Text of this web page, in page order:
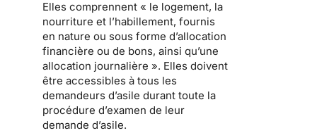
Elles comprennent « le logement, la
nourriture et l’habillement, fournis
en nature ou sous forme d’allocation
financière ou de bons, ainsi qu’une
allocation journalière ». Elles doivent
être accessibles à tous les
demandeurs d’asile durant toute la
procédure d’examen de leur
demande d’asile.